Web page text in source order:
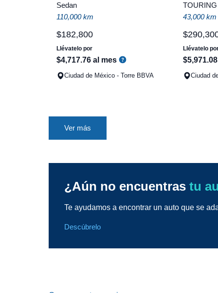
Sedan
110,000 km
$182,800
Llévatelo por
$4,717.76 al mes
Ciudad de México - Torre BBVA
43,000 km
$290,
Llévatelo
$5,971.08
Ciudad
Ver más
¿Aún no encuentras tu
Te ayudamos a encontrar un auto que se
Descúbrelo